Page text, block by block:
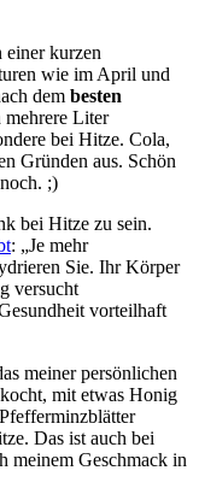
einer kurzen
wie im April und
dem besten
Liter
bei Hitze. Cola,
Gründen aus. Schön
;)
bei Hitze zu sein.
: „Je mehr
Sie. Ihr Körper
versucht
vorteilhaft
meiner persönlichen
mit etwas Honig
Das ist auch bei
meinem Geschmack in